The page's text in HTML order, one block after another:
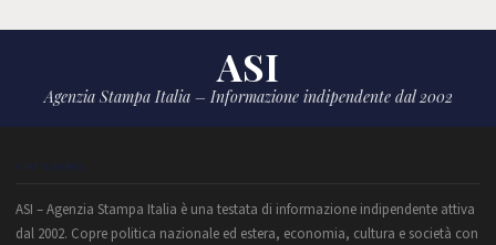
ASI
Agenzia Stampa Italia – Informazione indipendente dal 2002
CHI SIAMO
ASI – Agenzia Stampa Italia è una testata di informazione indipendente attiva
dal 2002. Copre politica nazionale ed estera, economia, cultura e società con